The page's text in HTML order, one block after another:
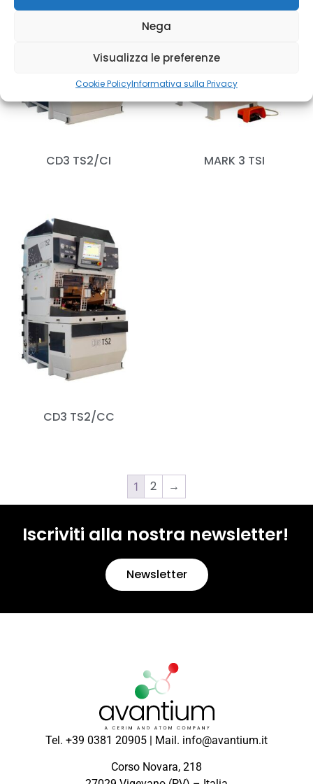
Nega
Visualizza le preferenze
Cookie PolicyInformativa sulla Privacy
CD3 TS2/CI MARK 3 TSI
CD3 TS2/CC
1 2 →
Iscriviti alla nostra newsletter!
Newsletter
Tel. +39 0381 20905 | Mail. info@avantium.it
Corso Novara, 218